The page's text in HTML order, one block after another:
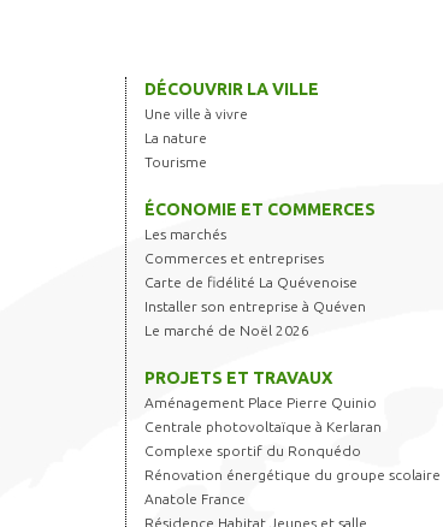
DÉCOUVRIR LA VILLE
Une ville à vivre
La nature
Tourisme
ÉCONOMIE ET COMMERCES
Les marchés
Commerces et entreprises
Carte de fidélité La Quévenoise
Installer son entreprise à Quéven
Le marché de Noël 2026
PROJETS ET TRAVAUX
Aménagement Place Pierre Quinio
Centrale photovoltaïque à Kerlaran
Complexe sportif du Ronquédo
Rénovation énergétique du groupe scolaire
Anatole France
Résidence Habitat Jeunes et salle